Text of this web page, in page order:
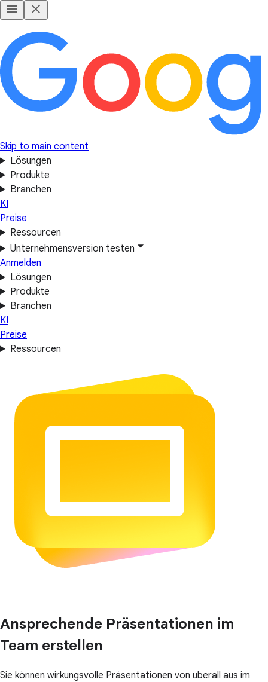
Skip to main content
Lösungen
Produkte
Branchen
KI
Preise
Ressourcen
Unternehmensversion testen
Anmelden
Lösungen
Produkte
Branchen
KI
Preise
Ressourcen
Ansprechende Präsentationen im
Team erstellen
Sie können wirkungsvolle Präsentationen von überall aus im